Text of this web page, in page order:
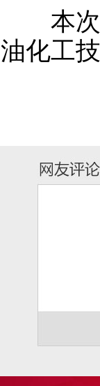
本次
油化工